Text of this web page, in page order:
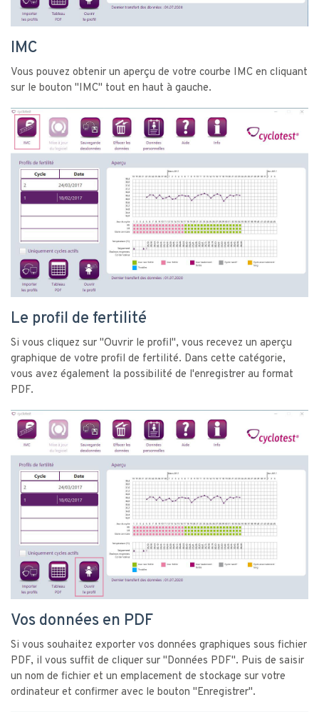
IMC
Vous pouvez obtenir un aperçu de votre courbe IMC en cliquant
sur le bouton "IMC" tout en haut à gauche.
Le profil de fertilité
Si vous cliquez sur "Ouvrir le profil", vous recevez un aperçu
graphique de votre profil de fertilité. Dans cette catégorie,
vous avez également la possibilité de l'enregistrer au format
PDF.
Vos données en PDF
Si vous souhaitez exporter vos données graphiques sous fichier
PDF, il vous suffit de cliquer sur "Données PDF". Puis de saisir
un nom de fichier et un emplacement de stockage sur votre
ordinateur et confirmer avec le bouton "Enregistrer".